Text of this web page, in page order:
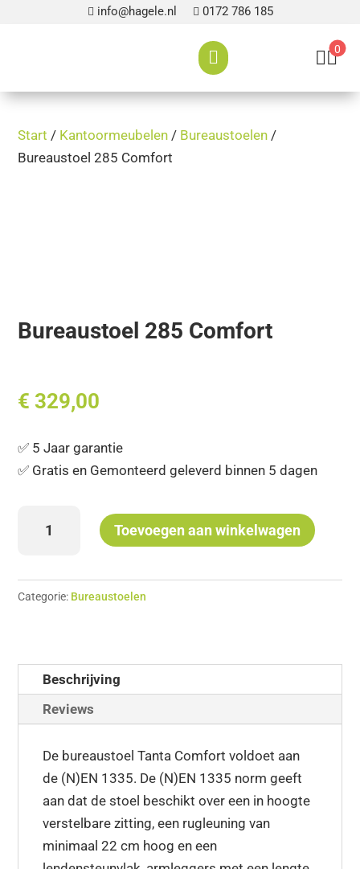
 info@hagele.nl  0172 786 185
 0
Start / Kantoormeubelen / Bureaustoelen /
Bureaustoel 285 Comfort
Bureaustoel 285 Comfort
€ 329,00
✅ 5 Jaar garantie
✅ Gratis en Gemonteerd geleverd binnen 5 dagen
aantal
Toevoegen aan winkelwagen
Categorie: Bureaustoelen
Beschrijving
Reviews
De bureaustoel Tanta Comfort voldoet aan
de (N)EN 1335. De (N)EN 1335 norm geeft
aan dat de stoel beschikt over een in hoogte
verstelbare zitting, een rugleuning van
minimaal 22 cm hoog en een